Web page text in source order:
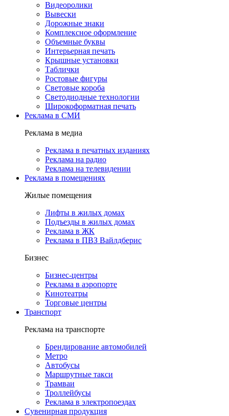
Видеоролики
Вывески
Дорожные знаки
Комплексное оформление
Объемные буквы
Интерьерная печать
Крышные установки
Таблички
Ростовые фигуры
Световые короба
Светодиодные технологии
Широкоформатная печать
Реклама в СМИ
Реклама в медиа
Реклама в печатных изданиях
Реклама на радио
Реклама на телевидении
Реклама в помещениях
Жилые помещения
Лифты в жилых домах
Подъезды в жилых домах
Реклама в ЖК
Реклама в ПВЗ Вайлдберис
Бизнес
Бизнес-центры
Реклама в аэропорте
Кинотеатры
Торговые центры
Транспорт
Реклама на транспорте
Брендирование автомобилей
Метро
Автобусы
Маршрутные такси
Трамваи
Троллейбусы
Реклама в электропоездах
Сувенирная продукция